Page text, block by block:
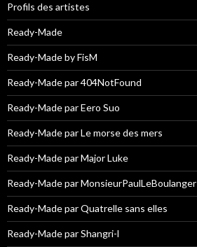
Profils des artistes
Ready-Made
Ready-Made by FisM
Ready-Made par 404NotFound
Ready-Made par Eero Suo
Ready-Made par Le morse des mers
Ready-Made par Major Luke
Ready-Made par MonsieurPaulLeBoulanger
Ready-Made par Quatrelle sans elles
Ready-Made par Shangri-l